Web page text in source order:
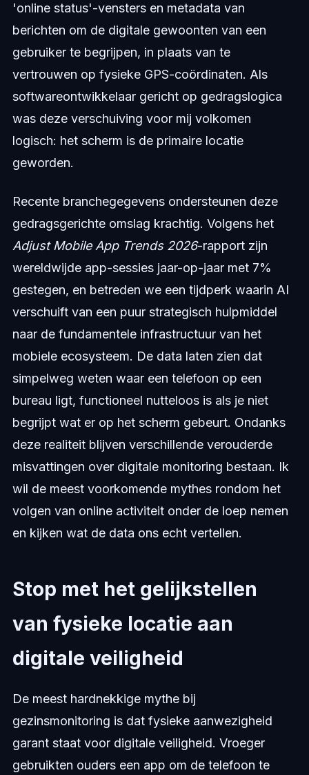
'online status'-vensters en metadata van
berichten om de digitale gewoonten van een
gebruiker te begrijpen, in plaats van te
vertrouwen op fysieke GPS-coördinaten. Als
softwareontwikkelaar gericht op gedragslogica
was deze verschuiving voor mij volkomen
logisch: het scherm is de primaire locatie
geworden.
Recente branchegegevens ondersteunen deze
gedragsgerichte omslag krachtig. Volgens het
Adjust Mobile App Trends 2026-rapport zijn
wereldwijde app-sessies jaar-op-jaar met 7%
gestegen, en betreden we een tijdperk waarin AI
verschuift van een puur strategisch hulpmiddel
naar de fundamentele infrastructuur van het
mobiele ecosysteem. De data laten zien dat
simpelweg weten waar een telefoon op een
bureau ligt, functioneel nutteloos is als je niet
begrijpt wat er op het scherm gebeurt. Ondanks
deze realiteit blijven verschillende verouderde
misvattingen over digitale monitoring bestaan. Ik
wil de meest voorkomende mythes rondom het
volgen van online activiteit onder de loep nemen
en kijken wat de data ons echt vertellen.
Stop met het gelijkstellen
van fysieke locatie aan
digitale veiligheid
De meest hardnekkige mythe bij
gezinsmonitoring is dat fysieke aanwezigheid
garant staat voor digitale veiligheid. Vroeger
gebruikten ouders een app om de telefoon te